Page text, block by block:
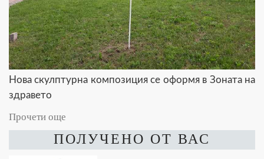
Нова скулптурна композиция се оформя в Зоната на
здравето
Прочети още
ПОЛУЧЕНО ОТ ВАС